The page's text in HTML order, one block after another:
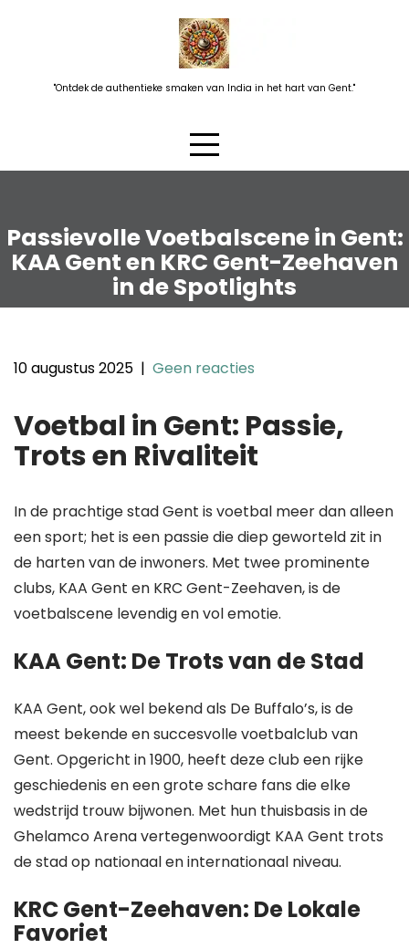
"Ontdek de authentieke smaken van India in het hart van Gent."
Passievolle Voetbalscene in Gent:
KAA Gent en KRC Gent-Zeehaven
in de Spotlights
10 augustus 2025 | Geen reacties
Voetbal in Gent: Passie,
Trots en Rivaliteit
In de prachtige stad Gent is voetbal meer dan alleen
een sport; het is een passie die diep geworteld zit in
de harten van de inwoners. Met twee prominente
clubs, KAA Gent en KRC Gent-Zeehaven, is de
voetbalscene levendig en vol emotie.
KAA Gent: De Trots van de Stad
KAA Gent, ook wel bekend als De Buffalo’s, is de
meest bekende en succesvolle voetbalclub van
Gent. Opgericht in 1900, heeft deze club een rijke
geschiedenis en een grote schare fans die elke
wedstrijd trouw bijwonen. Met hun thuisbasis in de
Ghelamco Arena vertegenwoordigt KAA Gent trots
de stad op nationaal en internationaal niveau.
KRC Gent-Zeehaven: De Lokale
Favoriet